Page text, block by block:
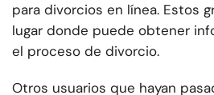
para divorcios en línea. Estos
lugar donde puede obtener
el proceso de divorcio.
Otros usuarios que hayan